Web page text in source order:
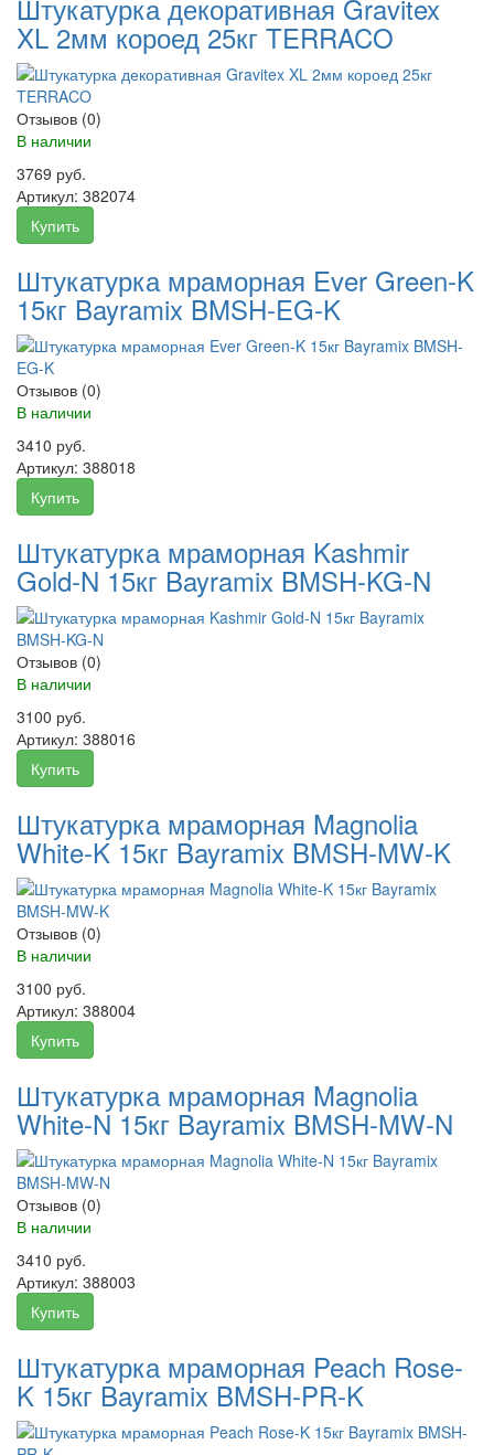
Штукатурка декоративная Gravitex
XL 2мм короед 25кг TERRACO
Отзывов (0)
В наличии
3769 руб.
Артикул: 382074
Купить
Штукатурка мраморная Ever Green-K
15кг Bayramix BMSH-EG-K
Отзывов (0)
В наличии
3410 руб.
Артикул: 388018
Купить
Штукатурка мраморная Kashmir
Gold-N 15кг Bayramix BMSH-KG-N
Отзывов (0)
В наличии
3100 руб.
Артикул: 388016
Купить
Штукатурка мраморная Magnolia
White-K 15кг Bayramix BMSH-MW-K
Отзывов (0)
В наличии
3100 руб.
Артикул: 388004
Купить
Штукатурка мраморная Magnolia
White-N 15кг Bayramix BMSH-MW-N
Отзывов (0)
В наличии
3410 руб.
Артикул: 388003
Купить
Штукатурка мраморная Peach Rose-
K 15кг Bayramix BMSH-PR-K